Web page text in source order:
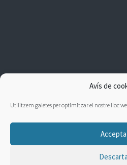
Avís de
Utilitzem galetes per optimitzar el nostre lloc
Accepta
Descarta